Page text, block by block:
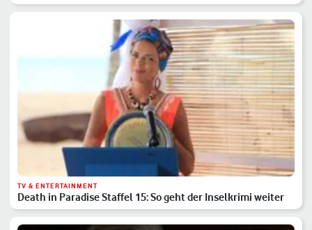
TV & ENTERTAINMENT
Death in Paradise Staffel 15: So geht der Inselkrimi weiter